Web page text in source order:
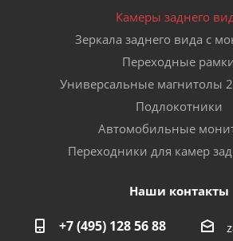
Камеры заднего
Зеркала заднего вида с
Переходные
Универсальные магнитолы 2
Подлокотники
Автомобильные
Переходники для камер
Наши контакты
+7 (495) 128 56 88